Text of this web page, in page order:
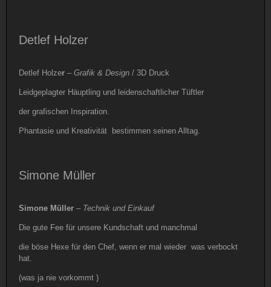
Detlef Holzer
Detlef Holzer – Grafik & Design / 3D Druck
Leidgeplagter Häuptling und leidenschaftlicher Tüftler
der grafischen Inspiration.
Phantasie und Kreativität bestimmen seinen Alltag.
Simone Müller
Simone Müller – Technik und Einkauf
Die gute Fee für unsere Kundschaft und manchmal
die böse Hexe für den Chef, wenn er mal wieder was verbockt
hat.
(was ja nie vorkommt )